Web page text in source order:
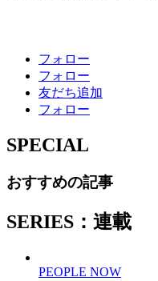
フォロー
フォロー
友だち追加
フォロー
SPECIAL
おすすめの記事
SERIES：連載
PEOPLE NOW